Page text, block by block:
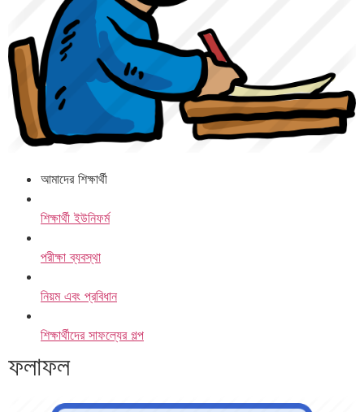
আমাদের শিক্ষার্থী
শিক্ষার্থী ইউনিফর্ম
পরীক্ষা ব্যবস্থা
নিয়ম এবং প্রবিধান
শিক্ষার্থীদের সাফল্যের গল্প
ফলাফল